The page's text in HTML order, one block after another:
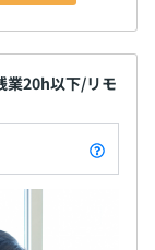
20h以下/リモ